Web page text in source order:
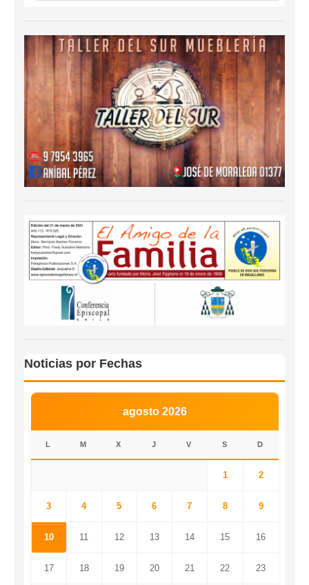
Noticias por Fechas
agosto 2026
L M X J V S D
1 2
3 4 5 6 7 8 9
10 11 12 13 14 15 16
17 18 19 20 21 22 23